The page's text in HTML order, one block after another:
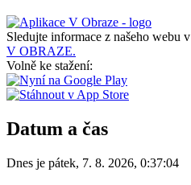
Sledujte informace z našeho webu v
V OBRAZE.
Volně ke stažení:
Datum a čas
Dnes je pátek, 7. 8. 2026, 0:37:04